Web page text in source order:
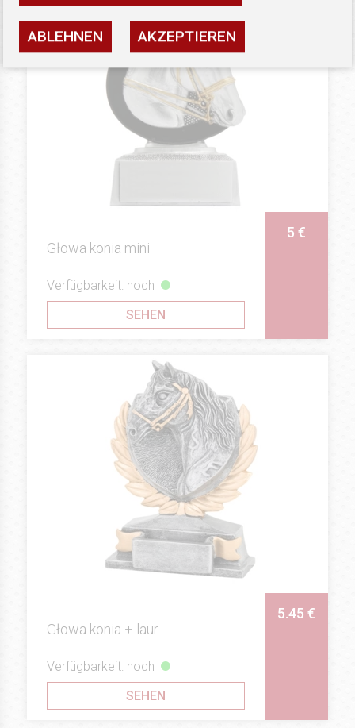
Głowa konia mini
5 €
Verfügbarkeit: hoch
SEHEN
Głowa konia + laur
5.45 €
Verfügbarkeit: hoch
SEHEN
ABLEHNEN AKZEPTIEREN